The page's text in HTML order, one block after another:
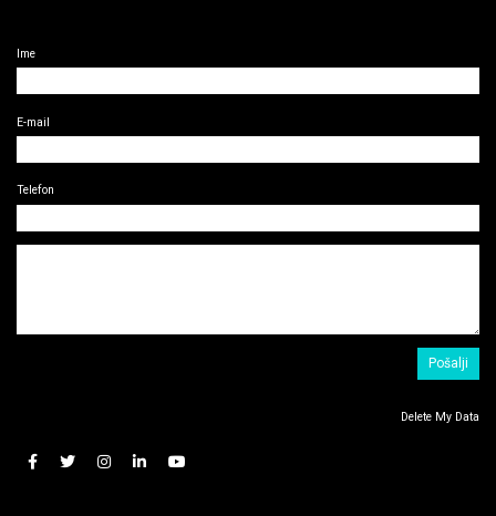
Ime
E-mail
Telefon
Delete My Data